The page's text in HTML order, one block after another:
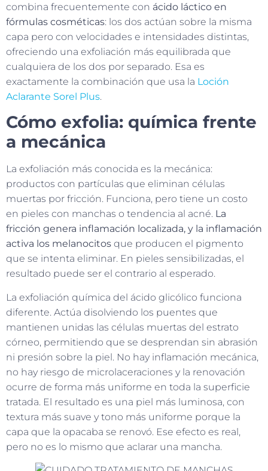
combina frecuentemente con ácido láctico en
fórmulas cosméticas: los dos actúan sobre la misma
capa pero con velocidades e intensidades distintas,
ofreciendo una exfoliación más equilibrada que
cualquiera de los dos por separado. Esa es
exactamente la combinación que usa la Loción
Aclarante Sorel Plus.
Cómo exfolia: química frente
a mecánica
La exfoliación más conocida es la mecánica:
productos con partículas que eliminan células
muertas por fricción. Funciona, pero tiene un costo
en pieles con manchas o tendencia al acné. La
fricción genera inflamación localizada, y la inflamación
activa los melanocitos que producen el pigmento
que se intenta eliminar. En pieles sensibilizadas, el
resultado puede ser el contrario al esperado.
La exfoliación química del ácido glicólico funciona
diferente. Actúa disolviendo los puentes que
mantienen unidas las células muertas del estrato
córneo, permitiendo que se desprendan sin abrasión
ni presión sobre la piel. No hay inflamación mecánica,
no hay riesgo de microlaceraciones y la renovación
ocurre de forma más uniforme en toda la superficie
tratada. El resultado es una piel más luminosa, con
textura más suave y tono más uniforme porque la
capa que la opacaba se renovó. Ese efecto es real,
pero no es lo mismo que aclarar una mancha.